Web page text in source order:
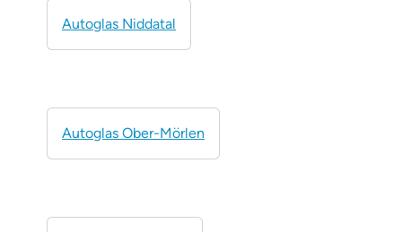
Autoglas Niddatal
Autoglas Ober-Mörlen